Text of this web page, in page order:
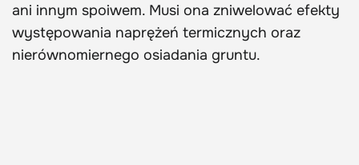
ani innym spoiwem. Musi ona zniwelować efekty
występowania naprężeń termicznych oraz
nierównomiernego osiadania gruntu.